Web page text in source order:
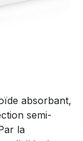
absorbant,
semi-
la